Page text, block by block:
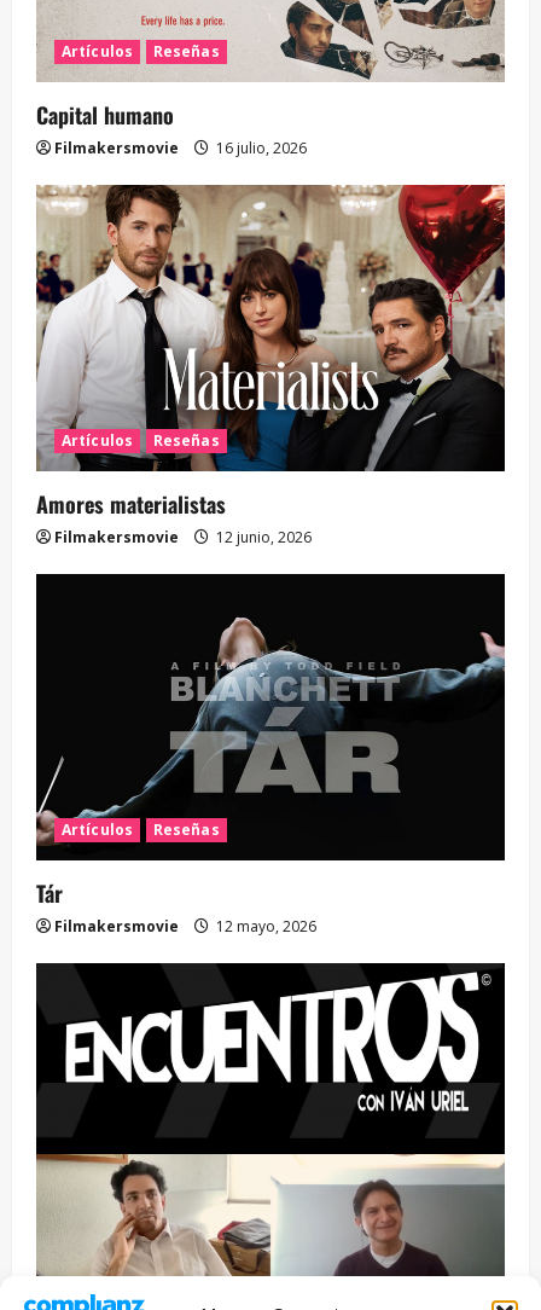
Artículos Reseñas
Capital humano
Filmakersmovie 16 julio, 2026
Artículos Reseñas
Amores materialistas
Filmakersmovie 12 junio, 2026
Artículos Reseñas
Tár
Filmakersmovie 12 mayo, 2026